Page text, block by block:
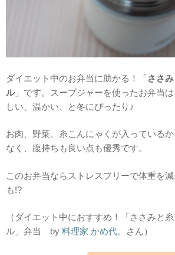
ダイエット中のお弁当に助かる！「ささ
ル」です。スープジャーを使ったお弁当
しい、温かい、と冬にぴったり♪
お肉、野菜、糸こんにゃくが入っている
なく、腹持ちも良い点も優秀です。
このお弁当ならストレスフリーで体重を
も!?
（ダイエット中におすすめ！「ささみと
ル」弁当 by 料理家 かめ代。 さん）